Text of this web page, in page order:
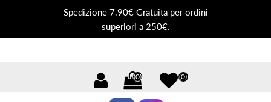
Spedizione 7.90€ Gratuita per ordini
superiori a 250€.
(0) (0)